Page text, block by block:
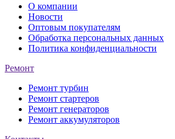
О компании
Новости
Оптовым покупателям
Обработка персональных данных
Политика конфиденциальности
Ремонт
Ремонт турбин
Ремонт стартеров
Ремонт генераторов
Ремонт аккумуляторов